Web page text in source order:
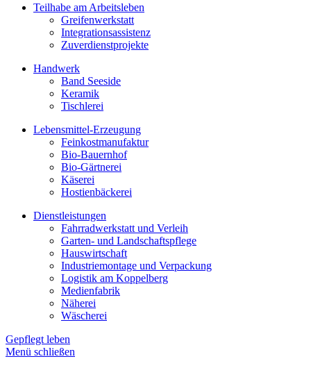
Teilhabe am Arbeitsleben
Greifenwerkstatt
Integrationsassistenz
Zuverdienstprojekte
Handwerk
Band Seeside
Keramik
Tischlerei
Lebensmittel-Erzeugung
Feinkostmanufaktur
Bio-Bauernhof
Bio-Gärtnerei
Käserei
Hostienbäckerei
Dienstleistungen
Fahrradwerkstatt und Verleih
Garten- und Landschaftspflege
Hauswirtschaft
Industriemontage und Verpackung
Logistik am Koppelberg
Medienfabrik
Näherei
Wäscherei
Gepflegt leben
Menü schließen